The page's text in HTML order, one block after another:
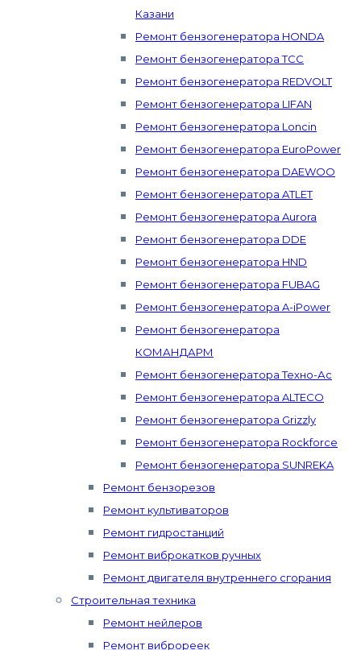
Казани
Ремонт бензогенератора HONDA
Ремонт бензогенератора ТСС
Ремонт бензогенератора REDVOLT
Ремонт бензогенератора LIFAN
Ремонт бензогенератора Loncin
Ремонт бензогенератора EuroPower
Ремонт бензогенератора DAEWOO
Ремонт бензогенератора ATLET
Ремонт бензогенератора Aurora
Ремонт бензогенератора DDE
Ремонт бензогенератора HND
Ремонт бензогенератора FUBAG
Ремонт бензогенератора A-iPower
Ремонт бензогенератора
КОМАНДАРМ
Ремонт бензогенератора Техно-Ас
Ремонт бензогенератора ALTECO
Ремонт бензогенератора Grizzly
Ремонт бензогенератора Rockforce
Ремонт бензогенератора SUNREKA
Ремонт бензорезов
Ремонт культиваторов
Ремонт гидростанций
Ремонт виброкатков ручных
Ремонт двигателя внутреннего сгорания
Строительная техника
Ремонт нейлеров
Ремонт виброреек